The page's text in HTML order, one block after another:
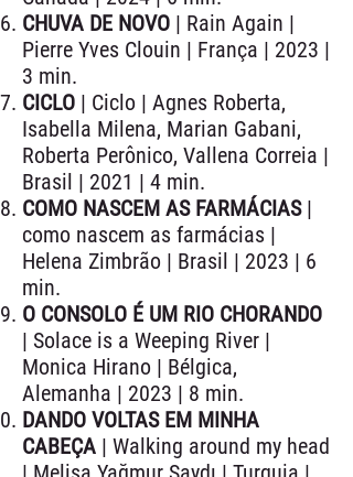
CHUVA DE NOVO | Rain Again |
Pierre Yves Clouin | França | 2023 |
3 min.
CICLO | Ciclo | Agnes Roberta,
Isabella Milena, Marian Gabani,
Roberta Perônico, Vallena Correia |
Brasil | 2021 | 4 min.
COMO NASCEM AS FARMÁCIAS|
como nascem as farmácias |
Helena Zimbrão | Brasil | 2023 | 6
min.
O CONSOLO É UM RIO CHORANDO
| Solace is a Weeping River |
Monica Hirano | Bélgica,
Alemanha | 2023 | 8 min.
DANDO VOLTAS EM MINHA
CABEÇA | Walking around my head